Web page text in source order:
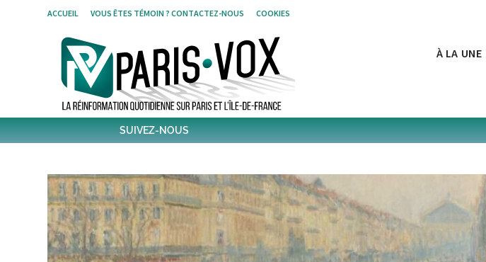
ACCUEIL VOUS ÊTES TÉMOIN ? CONTACTEZ-NOUS COOKIES
À LA UNE
SUIVEZ-NOUS
Post
6,507 Post